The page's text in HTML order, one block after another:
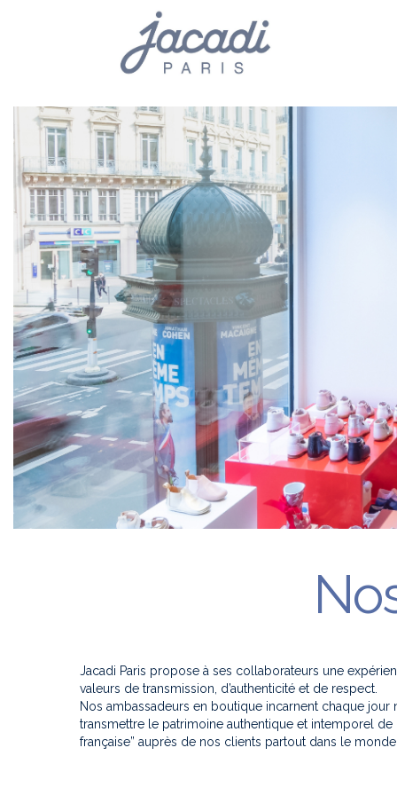
Jacadi Paris propose à ses collaborateurs une
valeurs de transmission, d’authenticité et de respect.
Nos ambassadeurs en boutique incarnent chaque jour
transmettre le patrimoine authentique et intemporel
française” auprès de nos clients partout dans le monde.